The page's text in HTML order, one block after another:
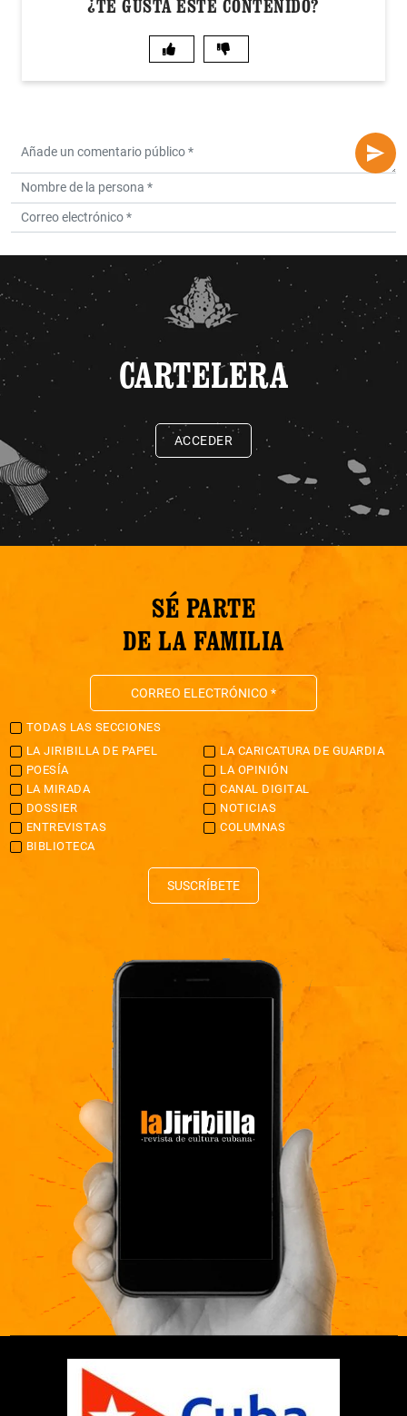
¿TE GUSTA ESTE CONTENIDO?
CARTELERA
ACCEDER
SÉ PARTE
DE LA FAMILIA
TODAS LAS SECCIONES
LA JIRIBILLA DE PAPEL
LA CARICATURA DE GUARDIA
POESÍA
LA OPINIÓN
LA MIRADA
CANAL DIGITAL
DOSSIER
NOTICIAS
ENTREVISTAS
COLUMNAS
BIBLIOTECA
SUSCRÍBETE